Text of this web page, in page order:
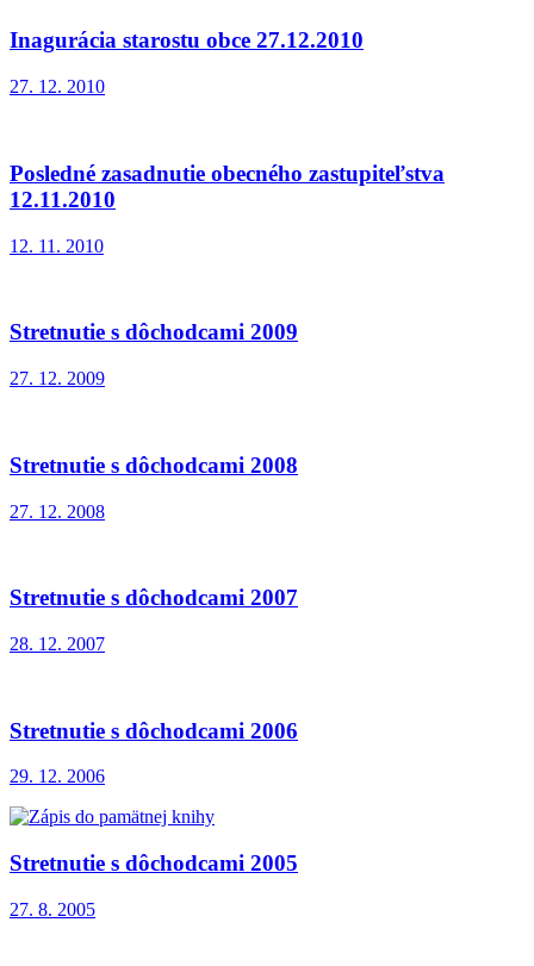
Inagurácia starostu obce 27.12.2010
27. 12. 2010
Posledné zasadnutie obecného zastupiteľstva
12.11.2010
12. 11. 2010
Stretnutie s dôchodcami 2009
27. 12. 2009
Stretnutie s dôchodcami 2008
27. 12. 2008
Stretnutie s dôchodcami 2007
28. 12. 2007
Stretnutie s dôchodcami 2006
29. 12. 2006
Stretnutie s dôchodcami 2005
27. 8. 2005